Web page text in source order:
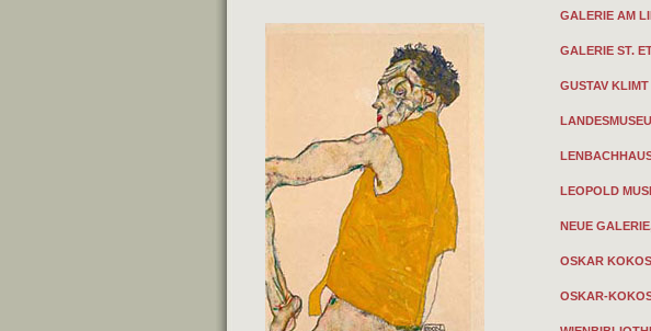
GALERIE AM
GALERIE ST.
GUSTAV
LEOPOLD
NEUE
OSKAR
OSKAR-